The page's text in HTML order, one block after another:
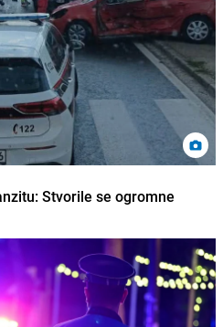
Stvorile se ogromne